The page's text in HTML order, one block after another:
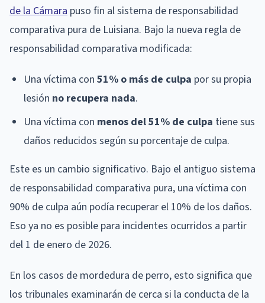
de la Cámara puso fin al sistema de responsabilidad
comparativa pura de Luisiana. Bajo la nueva regla de
responsabilidad comparativa modificada:
Una víctima con 51% o más de culpa por su propia
lesión no recupera nada.
Una víctima con menos del 51% de culpa tiene sus
daños reducidos según su porcentaje de culpa.
Este es un cambio significativo. Bajo el antiguo sistema
de responsabilidad comparativa pura, una víctima con
90% de culpa aún podía recuperar el 10% de los daños.
Eso ya no es posible para incidentes ocurridos a partir
del 1 de enero de 2026.
En los casos de mordedura de perro, esto significa que
los tribunales examinarán de cerca si la conducta de la